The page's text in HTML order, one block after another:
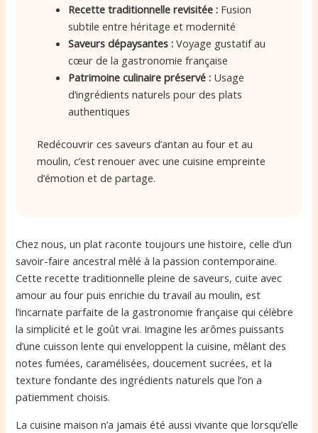
Recette traditionnelle revisitée : Fusion
subtile entre héritage et modernité
Saveurs dépaysantes : Voyage gustatif au
cœur de la gastronomie française
Patrimoine culinaire préservé : Usage
d’ingrédients naturels pour des plats
authentiques
Redécouvrir ces saveurs d’antan au four et au
moulin, c’est renouer avec une cuisine empreinte
d’émotion et de partage.
Chez nous, un plat raconte toujours une histoire, celle d’un
savoir-faire ancestral mêlé à la passion contemporaine.
Cette recette traditionnelle pleine de saveurs, cuite avec
amour au four puis enrichie du travail au moulin, est
l’incarnate parfaite de la gastronomie française qui célèbre
la simplicité et le goût vrai. Imagine les arômes puissants
d’une cuisson lente qui enveloppent la cuisine, mêlant des
notes fumées, caramélisées, doucement sucrées, et la
texture fondante des ingrédients naturels que l’on a
patiemment choisis.
La cuisine maison n’a jamais été aussi vivante que lorsqu’elle